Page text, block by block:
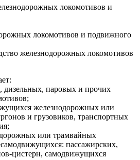
локомотивов и
локомотивов и подвижного
железнодорожных локомотивов
дизельных, паровых и прочих
железнодорожных или
и грузовиков, транспортных
или трамвайных
пассажирских,
цистерн, самодвижущихся